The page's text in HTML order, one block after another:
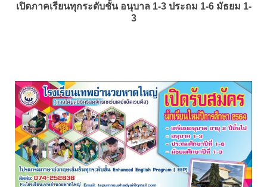
เปิดภาคเรียนทุกระดับชั้น อนุบาล 1-3 ประถม 1-6 มัธยม 1-
3